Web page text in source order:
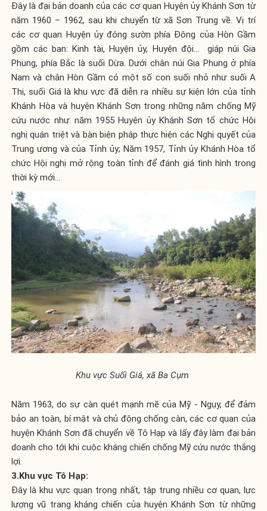
Đây là đại bản doanh của các cơ quan Huyện ủy Khánh Sơn từ
năm 1960 – 1962, sau khi chuyển từ xã Sơn Trung về. Vị trí
các cơ quan Huyện ủy đóng sườn phía Đông của Hòn Gầm
gồm các ban: Kinh tài, Huyện ủy, Huyện đội… giáp núi Gia
Phung, phía Bắc là suối Dừa. Dưới chân núi Gia Phung ở phía
Nam và chân Hòn Gầm có một số con suối nhỏ như suối A
Thi, suối Giá là khu vực đã diễn ra nhiều sự kiện lớn của tỉnh
Khánh Hòa và huyện Khánh Sơn trong những năm chống Mỹ
cứu nước như: năm 1955 Huyện ủy Khánh Sơn tổ chức Hội
nghị quán triệt và bàn biện pháp thực hiện các Nghị quyết của
Trung ương và của Tỉnh ủy; Năm 1957, Tỉnh ủy Khánh Hòa tổ
chức Hội nghị mở rộng toàn tỉnh để đánh giá tình hình trong
thời kỳ mới...
Khu vực Suối Giá, xã Ba Cụm
Năm 1963, do sự càn quét mạnh mẽ của Mỹ - Ngụy, để đảm
bảo an toàn, bí mật và chủ động chống càn, các cơ quan của
huyện Khánh Sơn đã chuyển về Tô Hạp và lấy đây làm đại bản
doanh cho tới khi cuộc kháng chiến chống Mỹ cứu nước thắng
lợi.
3.Khu vực Tô Hạp:
Đây là khu vực quan trọng nhất, tập trung nhiều cơ quan, lực
lượng vũ trang kháng chiến của huyện Khánh Sơn từ những